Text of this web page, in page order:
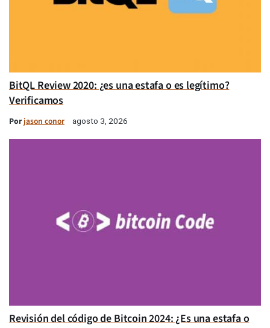
BitQL Review 2020: ¿es una estafa o es legítimo?
Verificamos
Porjason conor agosto 3, 2026
Revisión del código de Bitcoin 2024: ¿Es una estafa o